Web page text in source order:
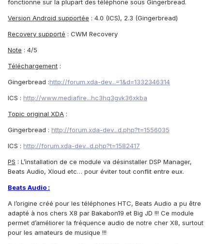
fonctionne sur la plupart des téléphone sous Gingerbread.
Version Android supportée : 4.0 (ICS), 2.3 (Gingerbread)
Recovery supporté : CWM Recovery
Note : 4/5
Téléchargement :
Gingerbread :http://forum.xda-dev...=1&d=1332346314
ICS : http://www.mediafire...hc3hq3gvk36xkba
Topic original XDA :
Gingerbread : http://forum.xda-dev...d.php?t=1556035
ICS : http://forum.xda-dev...d.php?t=1582417
PS : L’installation de ce module va désinstaller DSP Manager,
Beats Audio, Xloud etc… pour éviter tout conflit entre eux.
Beats Audio :
A l’origine créé pour les téléphones HTC, Beats Audio a pu être
adapté à nos chers X8 par Bakabon19 et Big JD !!! Ce module
permet d’améliorer la fréquence audio de notre cher X8, surtout
pour les amateurs de musique !!!